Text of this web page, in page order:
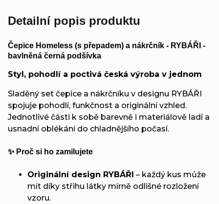
Detailní popis produktu
Čepice Homeless (s přepadem) a nákrčník - RYBÁŘI -
bavlněná černá podšívka
Styl, pohodlí a poctivá česká výroba v jednom
Sladěný set čepice a nákrčníku v designu RYBÁŘI
spojuje pohodlí, funkčnost a originální vzhled.
Jednotlivé části k sobě barevně i materiálově ladí a
usnadní oblékání do chladnějšího počasí.
✨ Proč si ho zamilujete
Originální design RYBÁŘI – každý kus může
mít díky střihu látky mírně odlišné rozložení
vzoru.